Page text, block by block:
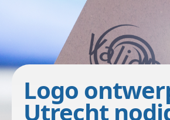
images/port/validr/validr.jpg
Logo
Utrecht